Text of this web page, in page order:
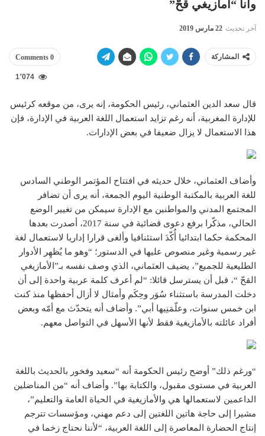
وأنا “أمازيغي قحّ”
آخر تحديث 22 مارس 2019
المشاركة 0 Comments
1٬074
قال سعد الدين العثماني، رئيس الحكومة، إنه يرى، من موقعه كرئيس
للإدارة المغربية، أنه رغم تزايد استعمال اللغة العربية في الإدارة، فإن
هذا الاستعمال لا يزال ضعيفا في بعض الإدارات.
وأضاف العثماني، خلال حديثه في افتتاح المؤتمر الوطني السادس
للغة العربية بالمكتبة الوطنية اليوم الجمعة، أنه يرى أن تضافر
المجتمع المدني والمواطنين مع الإدارة سيمكن من تغيير الوضع
الحالي، مذكّرا برفع دعوى قضائية في سنة 2017، أصدرت بعدها
المحكمة حكما ابتدائيا أُكّدَ استئنافيا وألغى قرارا إداريا لاستعمال لغة
غير رسمية وغير منصوص عليها في الدستور؛ “وهو ما يُظهِر الأدوار
الطليعية للجميع”، يضيف العثماني، الذي وصف نفسه بـ”الأمازيغي
القحّ “، قبل أن يسترسل قائلا: “لم أعرف كلمة عربية واحدة إلى أن
دخلت المدرسة باستثناء سُوَر وحِكَم وأمثال لا أزال أحفظها منذ كنت
ابن خمس سنوات، وعلّمَنِيها أبي”. وأضاف أنه يتحدّث مع أمّه وبعض
أفراد عائلته بالأمازيغية فقط لأنها الأسهل في التواصل معهم.
“ورغم ذلك” أوضح رئيس الحكومة أنه “سعيد وفخور بالحديث باللغة
العربية في مستوى مقبول، والكتابة بها”. وأضاف أنه “من المناضلين
الداعمين لاستعمالها هي والأمازيغية في الحياة العامة والتعليم”،
مشيرا إلى حاجة هاتين اللغتين إلى دعم مهني، ومؤسسات تترجم
إنتاج الحضارة المعاصرة إلى اللغة العربية، “لأننا نحتاج زخما في